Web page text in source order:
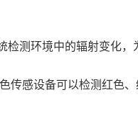
环境中的辐射变化，
感设备可以检测红色、